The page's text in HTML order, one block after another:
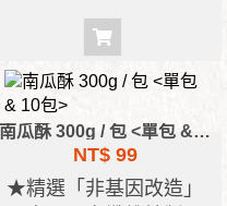
心調製 。
3. 不含防腐劑、人工色素及香
料 ，吃得安心。
4. 口感青脆順口, 是素食者三餐
5. 已上市10幾年, 消費者滿意度
甚高。
南瓜酥 300g / 包 <單包 & 10包>
NT$ 99
★精選「非基因改造」